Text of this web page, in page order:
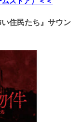
住民たち』サウン